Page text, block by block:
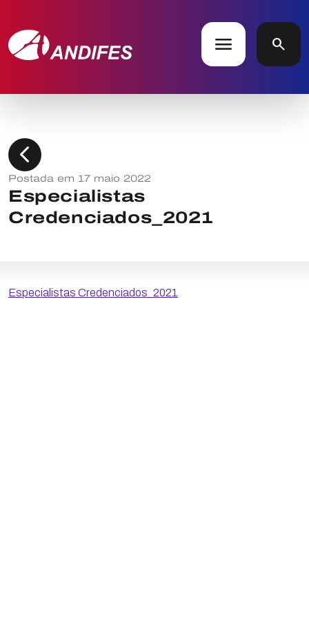
menu search
chevron_left
Postada em 17 maio 2022
Especialistas
Credenciados_2021
Especialistas Credenciados_2021